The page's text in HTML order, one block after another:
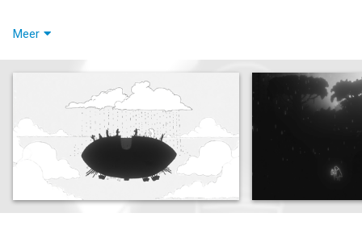
Help a man travel through his dreams, as he must learn to
Arrog is an enigmatic puzzle adventure game featuring hand-
drawn art and set in a black-and-white world with color
accents.
• Playtime between 20-30 min
• Make sense of a bizarre world made out of traditional
animations and portrayed in a unique black-and-white artstyle
in this intense narrative experience
Meer